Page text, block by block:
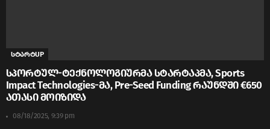
სტარტUP
სპორტულ-ტექნოლოგიურმა სტარტაპმა, Sports
Impact Technologies-მა, Pre-Seed Funding რაუნდში €650
ათასი მოიზიდა
08/18/2025, 9:39 pm